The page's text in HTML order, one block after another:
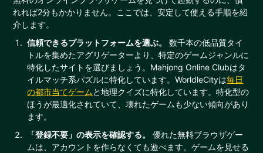
れれば2分もかかりません。ここでは、安定して使える手順を紹
介します。
信頼できるプラットフォームを選ぶ。
数千本の低品質タイ
トルを集めたアグリゲーターより、特定のゲームジャンルに
特化したサイトを選びましょう。Mahjong Online Clubはタ
イルマッチ系パズルに特化しています。WorldleCityは毎日
の都市当てゲームと地理クイズに特化しています。特化型の
ほうが最適化されていて、壊れたゲームも少ない傾向があり
ます。
「登録不要」の表示を確認する。
優れた無料ブラウザゲー
ムは、アカウントを作らなくても遊べます。ゲームを見せる